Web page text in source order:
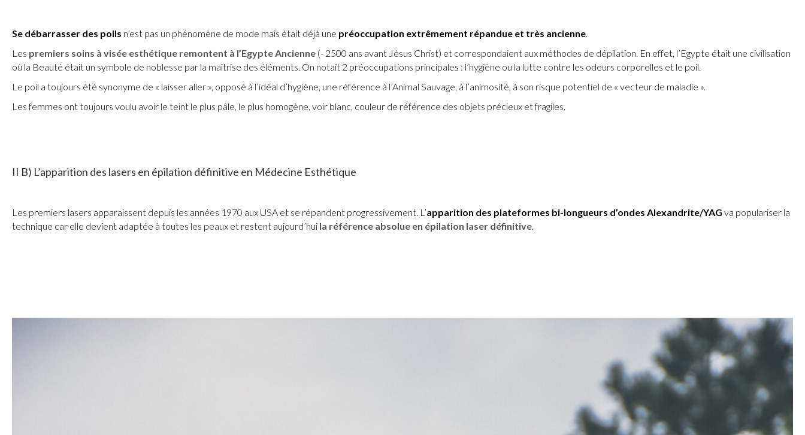
Se débarrasser des poils n’est pas un phénomène de mode mais était déjà une préoccupation extrêmement répandue et très ancienne.
Les premiers soins à visée esthétique remontent à l’Egypte Ancienne (- 2500 ans avant Jésus Christ) et correspondaient aux méthodes de dépilation. En effet, l’Egypte était une civilisation
où la Beauté était un symbole de noblesse par la maîtrise des éléments. On notait 2 préoccupations principales : l’hygiène ou la lutte contre les odeurs corporelles et le poil.
Le poil a toujours été synonyme de « laisser aller », opposé à l’idéal d’hygiène, une référence à l’Animal Sauvage, à l’animosité, à son risque potentiel de « vecteur de maladie ».
Les femmes ont toujours voulu avoir le teint le plus pâle, le plus homogène, voir blanc, couleur de référence des objets précieux et fragiles.
II B) L’apparition des lasers en épilation définitive en Médecine Esthétique
Les premiers lasers apparaissent depuis les années 1970 aux USA et se répandent progressivement. L’apparition des plateformes bi-longueurs d’ondes Alexandrite/YAG va populariser la
technique car elle devient adaptée à toutes les peaux et restent aujourd’hui la référence absolue en épilation laser définitive.